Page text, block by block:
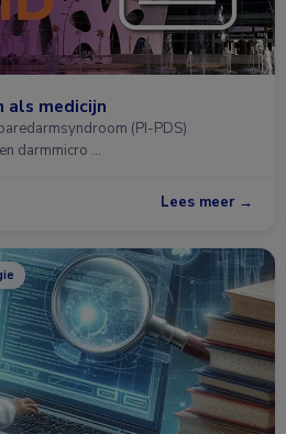
als medicijn
(PI-PDS)
darmmicro …
Lees meer →